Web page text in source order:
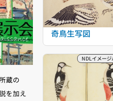
蔵の
を加え
奇鳥生写図